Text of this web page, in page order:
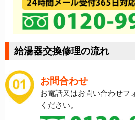
給湯器交換修理の流れ
お問合わせ
お電話又はお問い合わせフ
ください。